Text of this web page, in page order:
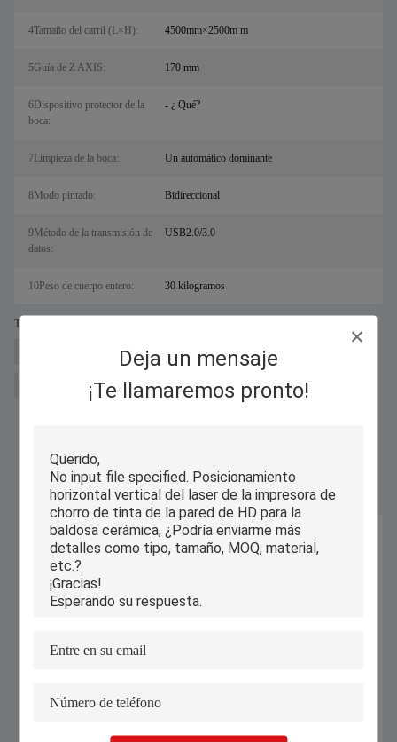
Deja un mensaje
¡Te llamaremos pronto!
4Tamaño del carril (L×H): 4500mm×2500m m
5Guía de Z AXIS: 170 mm
6Dispositivo protector de la
boca:
- ¿ Qué?
7Limpieza de la boca: Un automático dominante
8Modo pintado: Bidireccional
9Método de la transmisión de
datos:
USB2.0/3.0
10Peso de cuerpo entero: 30 kilogramos
Tags:
máquina de corte de metal por láser para sal Cortador láser de fibra
Impresora de inyección de tinta de pared horizontal
Productos Similares